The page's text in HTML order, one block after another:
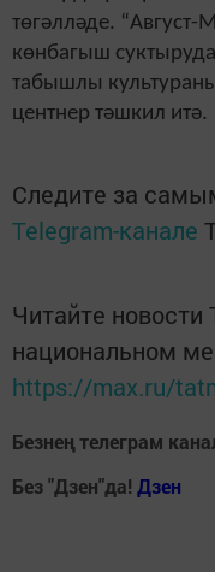
төгәлләде.
көнбагыш
табышлы
центнер тәшкил итә.
Следите за
Telegram-канале
Читайте новости
национальном
https://max.ru/
Безнең телеграм
Без "Дзен"да! Дзен